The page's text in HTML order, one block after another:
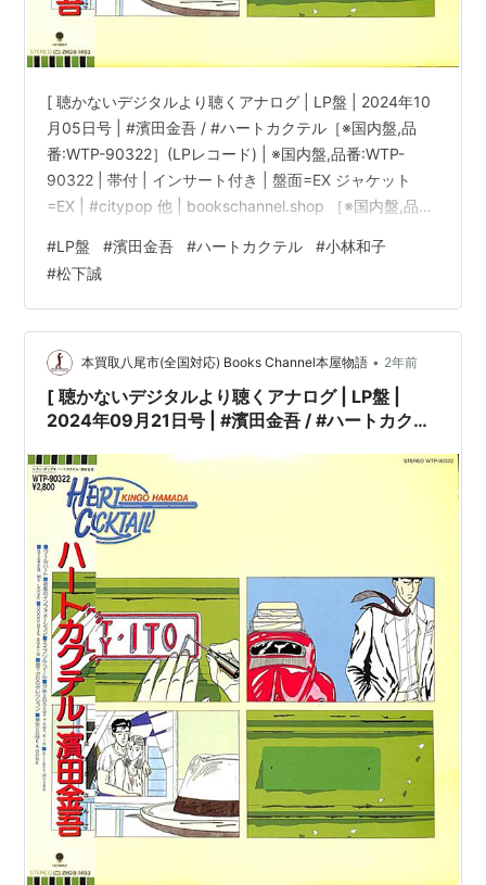
[ 聴かないデジタルより聴くアナログ | LP盤 | 2024年10
月05日号 | #濱田金吾 / #ハートカクテル［※国内盤,品
番:WTP-90322］(LPレコード) | ※国内盤,品番:WTP-
90322 | 帯付 | インサート付き | 盤面=EX ジャケット
=EX | #citypop 他 | bookschannel.shop ［※国内盤,品
傷み有]［盤面=EX］［ジャケット=EX]［※保護内袋を新
品交換して配送致します］※［店舗併売の為、時間差で売
切れの場合がございます。何卒ご了承の上ご注文をお願
い申し上げます］ […
#LP盤 #濱田金吾 #ハートカクテル #小林和子
#松下誠
本買取八尾市(全国対応) Books Channel本屋物語 • 2年前
[ 聴かないデジタルより聴くアナログ | LP盤 |
2024年09月21日号 | #濱田金吾 / #ハートカクテ
※国内盤,品番:WTP-90322 | 帯付 | インサート付
き | 盤面=EX ジャケット=EX | #citypop 他 |